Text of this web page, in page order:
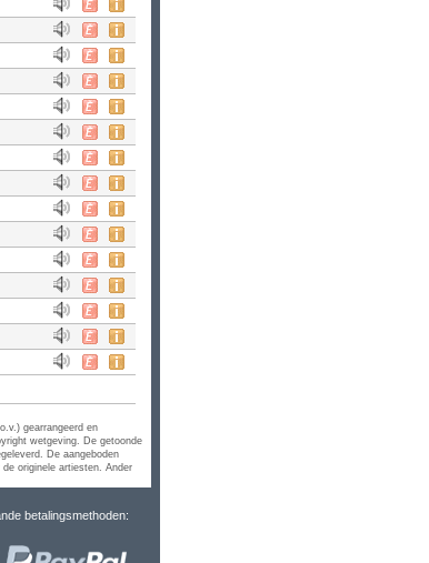
gearrangeerd en
wetgeving. De getoonde
De aangeboden
originele artiesten. Ander
betalingsmethoden: